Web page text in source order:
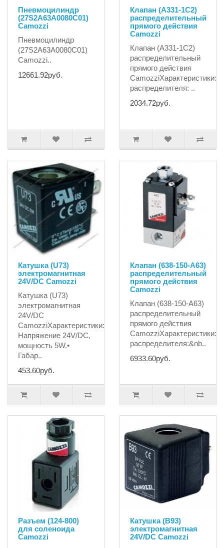
Пневмоцилиндр
(27S2A63A0080C01)
Camozzi
Пневмоцилиндр
(27S2A63A0080C01)
Camozzi..
12661.92руб.
Клапан (А331-1С2)
распределительный
прямого действия
Camozzi
Клапан (А331-1С2)
распределительный
прямого действия
распределителя: ..
2034.72руб.
Катушка (U73)
электромагнитная
24V/DC Camozzi
Катушка (U73)
электромагнитная
24V/DC
CamozziХарактеристики:•
Напряжение 24V/DC,
мощность 5W.•
Габар..
453.60руб.
Клапан (638-150-А63)
распределительный
прямого действия
Camozzi
Клапан (638-150-А63)
распределительный
прямого действия
распределителя:&nb..
6933.60руб.
Разъем (124-800)
для соленоида
Camozzi
Катушка (B93)
электромагнитная
24V/DC Camozzi